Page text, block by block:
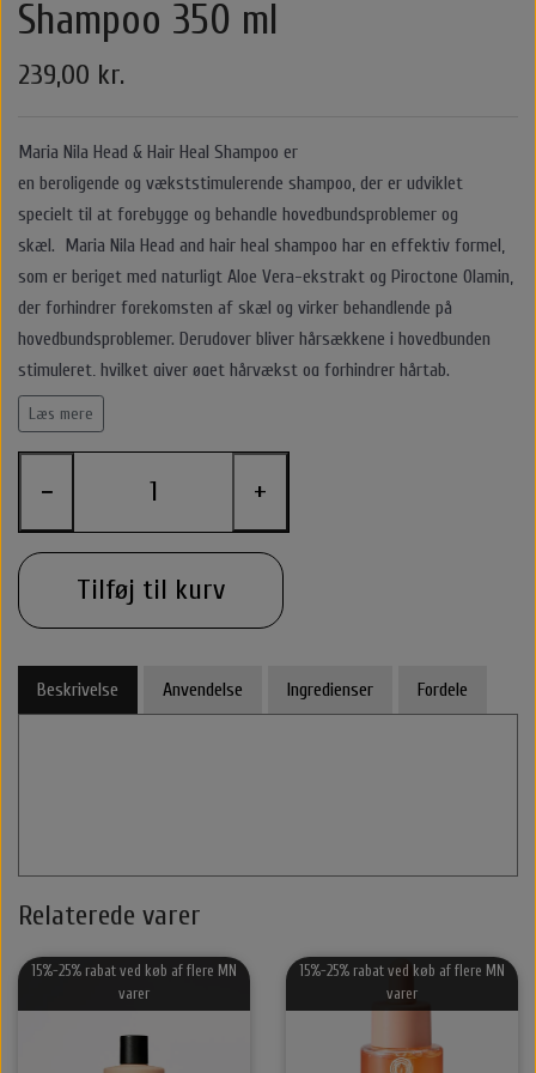
Belvu Elastikker
Nordic Bio Brush Hårbørster
O&M - OriginalMineral
That's So
Libling Håraccessories
Leave in / Balsam spray
Saltvandspray & Volumespray
Voks
Hovedbundsproblemer
Hovedbundsproblemer
Rejse størelser
Beauty box
Hårprodukter
Til Mænd
Stylingprodukter
Hovedbundsproblemer
Solcreme
Make up
Selvbruner
Føntørrer
Hårbørster
Alm. Børster
Wet Brush
Yuaia børster
Accessories
Hårpynt
Smykker
Carroten Solcremer & Aftersun
O&M - OriginalMineral
Styling
Halstørklæder & Tørklæder
Kasketter
Hårelastikker
Nordic Bio Brush
Libling Håraccessories
Hårklemmer
By Stær Smykker
Shampoo 350 ml
239,00 kr.
Maria Nila Head & Hair Heal Shampoo er
en beroligende og vækststimulerende shampoo, der er udviklet
specielt til at forebygge og behandle hovedbundsproblemer og
skæl. Maria Nila Head and hair heal shampoo har en effektiv formel,
som er beriget med naturligt Aloe Vera-ekstrakt og Piroctone Olamin,
der forhindrer forekomsten af skæl og virker behandlende på
hovedbundsproblemer. Derudover bliver hårsækkene i hovedbunden
stimuleret, hvilket giver øget hårvækst og forhindrer hårtab.
Denne shampoo har en skøn blomsterduft af
med Color Guard Complex derbeskytter håret mod UV-stråling
radikaler, hvilket medvirker til, at ens hårfarve ikke falmer.
Læs mere
− +
Tilføj til kurv
Beskrivelse Anvendelse Ingredienser Fordele
Relaterede varer
15%-25% rabat ved køb af flere MN
varer
15%-25% rabat ved køb af flere MN
varer